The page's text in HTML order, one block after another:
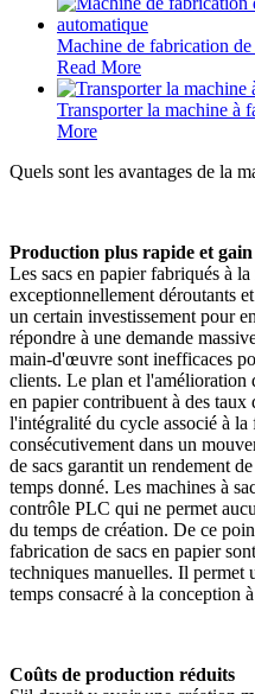
Machine de fabrication
Read More
Transporter la machine à
More
Quels sont les avantages de la
Production plus rapide et gain
Les sacs en papier fabriqués à
exceptionnellement déroutants
un certain investissement pour
répondre à une demande
main-d'œuvre sont inefficaces
clients. Le plan et l'amélioration
en papier contribuent à des
l'intégralité du cycle associé à
consécutivement dans un
de sacs garantit un rendement
temps donné. Les machines à
contrôle PLC qui ne permet
du temps de création. De ce
fabrication de sacs en papier
techniques manuelles. Il permet
temps consacré à la conception
Coûts de production réduits